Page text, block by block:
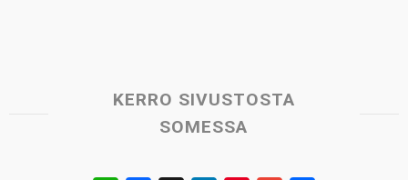
KERRO SIVUSTOSTA
SOMESSA